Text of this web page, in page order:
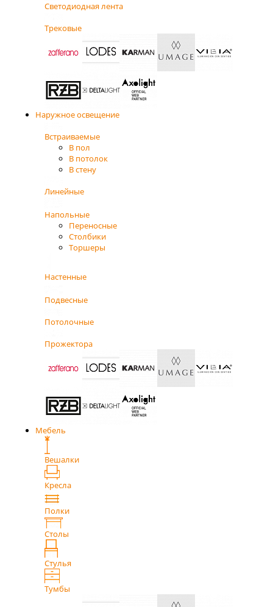
Светодиодная лента
Трековые
Наружное освещение
Встраиваемые
В пол
В потолок
В стену
Линейные
Напольные
Переносные
Столбики
Торшеры
Настенные
Подвесные
Потолочные
Прожектора
Мебель
Вешалки
Кресла
Полки
Столы
Стулья
Тумбы